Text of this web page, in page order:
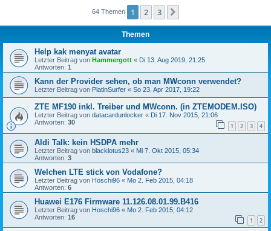
64 Themen 1 2 3
Themen
Help kak menyat avatar
Letzter Beitrag von Hammergott « Di 13. Aug 2019, 21:25
Antworten: 1
Kann der Provider sehen, ob man MWconn verwendet?
Letzter Beitrag von PlatinSurfer « So 23. Apr 2017, 19:22
ZTE MF190 inkl. Treiber und MWconn. (in ZTEMODEM.ISO)
Letzter Beitrag von datacardunlocker « Di 17. Nov 2015, 21:06
Antworten: 30 1 2 3 4
Aldi Talk: kein HSDPA mehr
Letzter Beitrag von blacklotus23 « Mi 7. Okt 2015, 05:34
Antworten: 3
Welchen LTE stick von Vodafone?
Letzter Beitrag von Hoschi96 « Mo 2. Feb 2015, 04:18
Antworten: 6
Huawei E176 Firmware 11.126.08.01.99.B416
Letzter Beitrag von Hoschi96 « Mo 2. Feb 2015, 04:12
Antworten: 16 1 2